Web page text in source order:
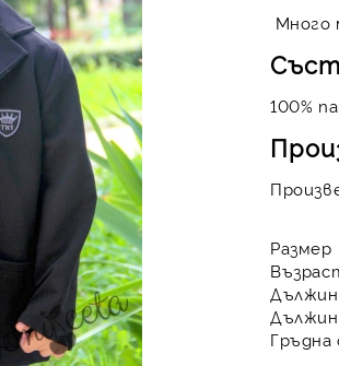
Много
100%
Размер
Гръдна